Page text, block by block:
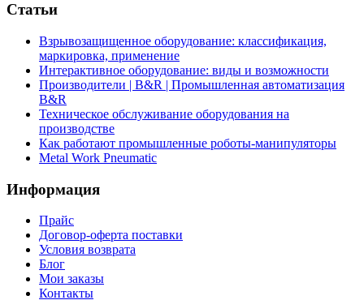
Статьи
Взрывозащищенное оборудование: классификация,
маркировка, применение
Интерактивное оборудование: виды и возможности
Производители | B&R | Промышленная автоматизация
B&R
Техническое обслуживание оборудования на
производстве
Как работают промышленные роботы-манипуляторы
Metal Work Pneumatic
Информация
Прайс
Договор-оферта поставки
Условия возврата
Блог
Мои заказы
Контакты